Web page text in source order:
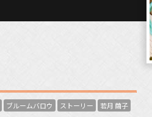
ブルームバロウ ストーリー 若月 繭子